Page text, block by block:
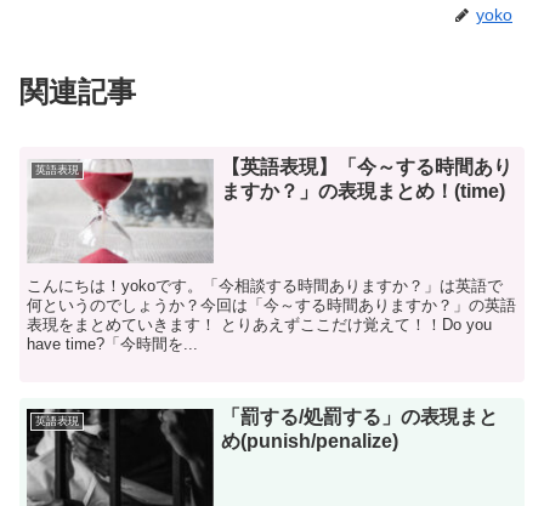
yoko
関連記事
英語表現
【英語表現】「今～する時間あり
ますか？」の表現まとめ！(time)
こんにちは！yokoです。「今相談する時間ありますか？」は英語で
何というのでしょうか？今回は「今～する時間ありますか？」の英語
表現をまとめていきます！ とりあえずここだけ覚えて！！Do you
have time?「今時間を...
英語表現
「罰する/処罰する」の表現まと
め(punish/penalize)